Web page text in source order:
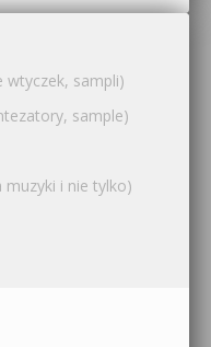
wtyczek, sampli)
sample)
muzyki i nie tylko)